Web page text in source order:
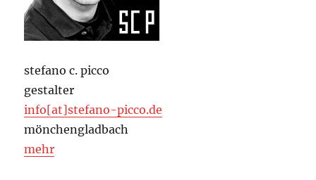
stefano c. picco
gestalter
info[at]stefano-picco.de
mönchengladbach
mehr